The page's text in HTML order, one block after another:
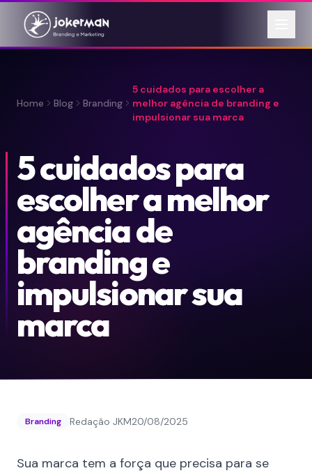
Home Blog Branding
5 cuidados para escolher a
melhor agência de branding e
impulsionar sua marca
5 cuidados para
escolher a melhor
agência de
branding e
impulsionar sua
marca
Branding Redação JKM20/08/2025
Sua marca tem a força que precisa para se